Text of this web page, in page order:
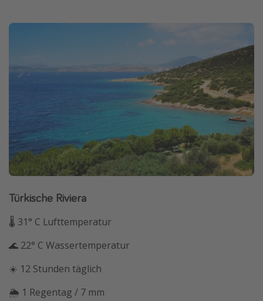
Türkische Riviera
🌡 31° C Lufttemperatur
🌊 22° C Wassertemperatur
☀️ 12 Stunden täglich
🌦 1 Regentag / 7 mm